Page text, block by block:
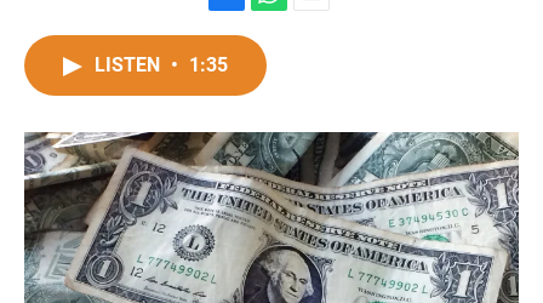
a
c
o
o
k
h
t
A
p
p
LISTEN • 1:35